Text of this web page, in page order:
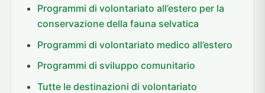
Programmi di volontariato all’estero per la
conservazione della fauna selvatica
Programmi di volontariato medico all’estero
Programmi di sviluppo comunitario
Tutte le destinazioni di volontariato